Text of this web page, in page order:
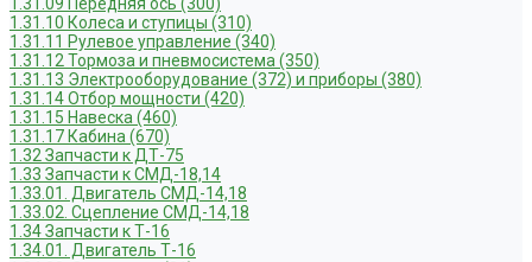
1.31.10 Колеса и ступицы (310)
1.31.11 Рулевое управление (340)
1.31.12 Тормоза и пневмосистема (350)
1.31.13 Электрооборудование (372) и приборы (380)
1.31.14 Отбор мощности (420)
1.31.15 Навеска (460)
1.31.17 Кабина (670)
1.32 Запчасти к ДТ-75
1.33 Запчасти к СМД-18,14
1.33.01. Двигатель СМД-14,18
1.33.02. Сцепление СМД-14,18
1.34 Запчасти к Т-16
1.34.01. Двигатель Т-16